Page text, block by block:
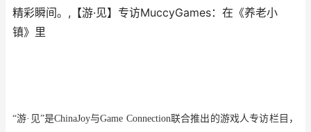
精彩瞬间。,【游·见】专访MuccyGames：在《养老小
镇》里
“游·见”是ChinaJoy与Game Connection联合推出的游戏人专访栏目，